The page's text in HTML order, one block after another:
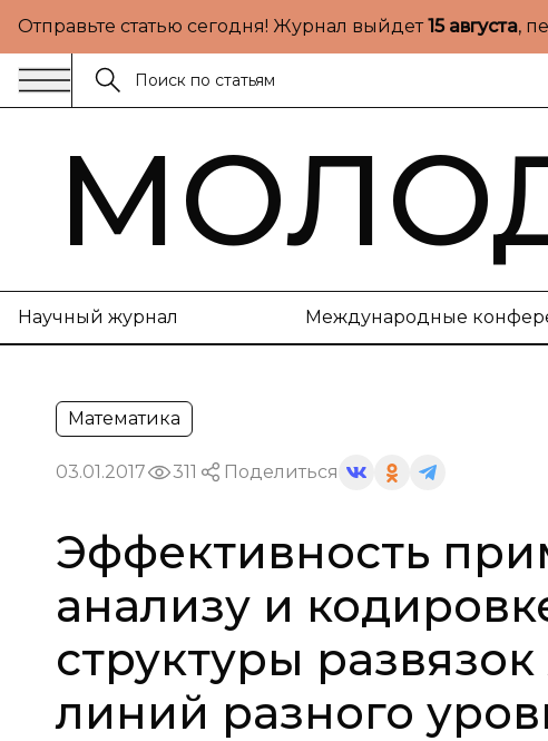
Отправьте статью сегодня! Журнал выйдет15 августа,
Научный журнал Международные
Математика
03.01.2017 311 Поделиться
Эффективность
анализу и
структуры
линий разного